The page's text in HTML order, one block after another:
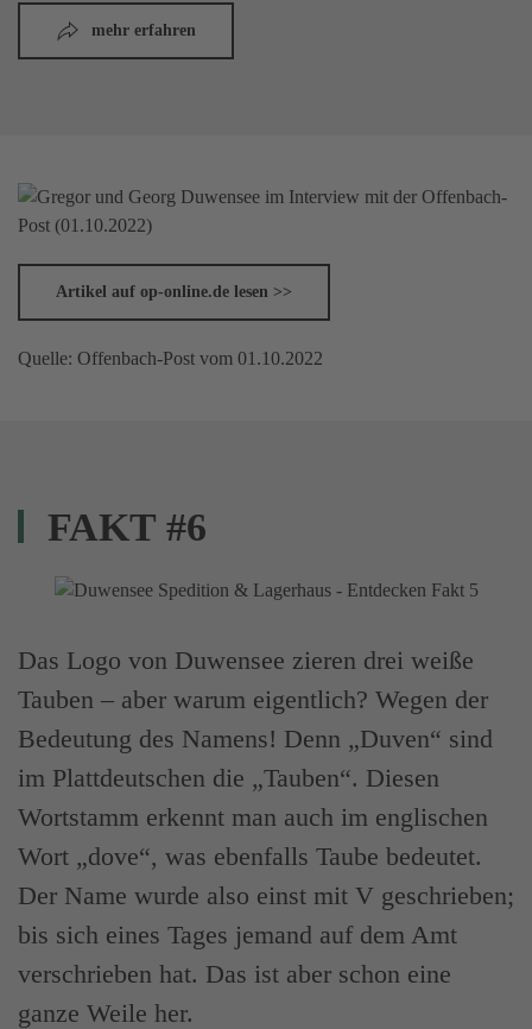
mehr erfahren
Artikel auf op-online.de lesen >>
Quelle: Offenbach-Post vom 01.10.2022
FAKT #6
Das Logo von Duwensee zieren drei weiße
Tauben – aber warum eigentlich? Wegen der
Bedeutung des Namens! Denn „Duven“ sind
im Plattdeutschen die „Tauben“. Diesen
Wortstamm erkennt man auch im englischen
Wort „dove“, was ebenfalls Taube bedeutet.
Der Name wurde also einst mit V geschrieben;
bis sich eines Tages jemand auf dem Amt
verschrieben hat. Das ist aber schon eine
ganze Weile her.